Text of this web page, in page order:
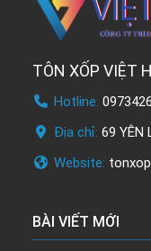
TÔN XỐP VIỆT
Hotline:
Địa chỉ: 69 YÊN
Website:
BÀI VIẾT MỚI